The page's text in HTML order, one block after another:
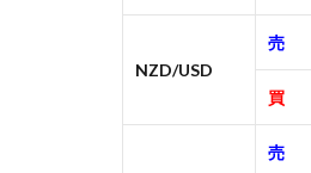
NZD/USD
売
買
売